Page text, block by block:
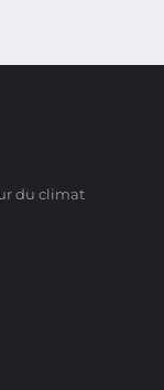
du climat